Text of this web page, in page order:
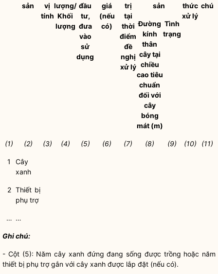
sản
vị
tính
lượng/
Khối
lượng
đầu
tư,
đưa
vào
sử
dụng
giá
(nếu
có)
trị
tại
thời
điểm
đề
nghị
xử lý
sản
thức
xử lý
chú
Đường
kính
thân
cây tại
chiều
cao tiêu
chuẩn
đối với
cây
bóng
mát(m)
Tình
trạng
(1) (2) (3) (4) (5) (6) (7) (8) (9) (10) (11)
1
Cây
xanh
2 Thiết bị
phụ trợ
… …
Ghi chú:
- Cột (5): Năm cây xanhđứng đang sống được trồng hoặc năm
thiết bị phụ trợ gắn với cây xanh được lắp đặt (nếu có).